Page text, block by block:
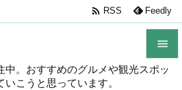
中。おすすめのグルメや観光スポッ
こうと思っています。


 RSS Feedly